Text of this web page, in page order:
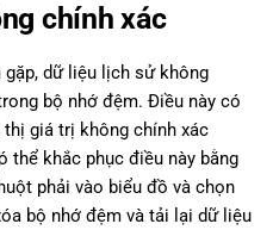
chính xác
dữ liệu lịch sử không
bộ nhớ đệm. Điều này có
giá trị không chính xác
thể khắc phục điều này bằng
phải vào biểu đồ và chọn
bộ nhớ đệm và tải lại dữ liệu